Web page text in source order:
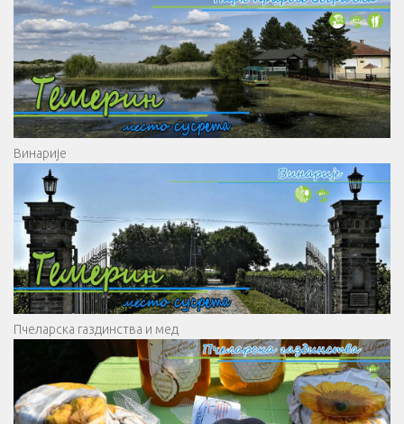
Винарије
Пчеларска газдинства и мед